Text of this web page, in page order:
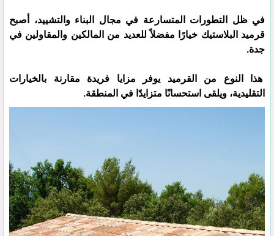
في ظل التطورات المتسارعة في مجال البناء والتشييد، أصبح
قرميد البلاستيك خيارًا مفضلاً للعديد من المالكين والمقاولين في
جدة.
هذا النوع من القرميد يوفر مزايا فريدة مقارنة بالخيارات
التقليدية، ويلقى استحسانًا متزايدًا في المنطقة.